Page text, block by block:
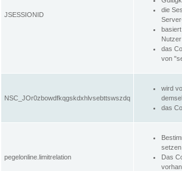
JSESSIONID
die
das
von
NSC_JOr0zbowdfkqgskdxhlvsebttswszdq
wird
das
pegelonline.limitrelation
Das